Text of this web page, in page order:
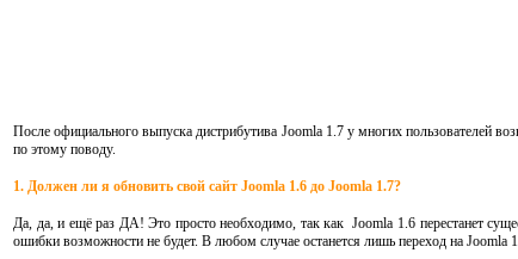
После официального выпуска дистрибутива Joomla 1.7 у многих пользователей
по этому поводу.
1. Должен ли я обновить свой сайт Joomla 1.6 до Joomla 1.7?
Да, да, и ещё раз ДА! Это просто необходимо, так как Joomla 1.6 перестанет
ошибки возможности не будет. В любом случае останется лишь переход на